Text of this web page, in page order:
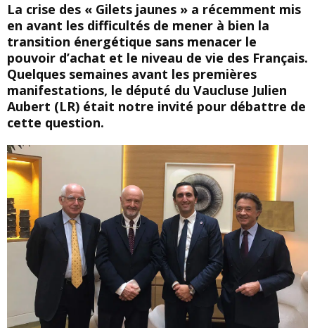
La crise des « Gilets jaunes » a récemment mis
en avant les difficultés de mener à bien la
transition énergétique sans menacer le
pouvoir d’achat et le niveau de vie des Français.
Quelques semaines avant les premières
manifestations, le député du Vaucluse Julien
Aubert (LR) était notre invité pour débattre de
cette question.